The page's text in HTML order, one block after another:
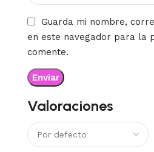
Valoraciones
Guarda mi nombre,
en este navegador para la
comente.